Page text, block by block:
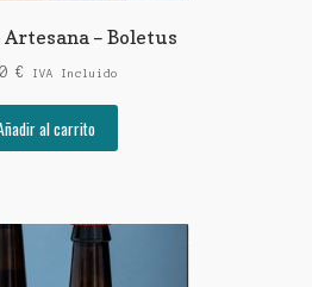
Artesana – Boletus
€ IVA Incluido
al carrito